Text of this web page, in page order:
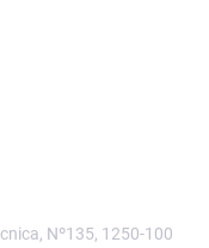
Nº135, 1250-100